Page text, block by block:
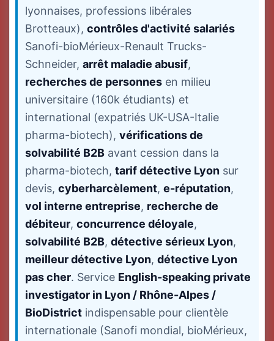
lyonnaises, professions libérales
Brotteaux), contrôles d'activité salariés
Sanofi-bioMérieux-Renault Trucks-
Schneider, arrêt maladie abusif,
recherches de personnes en milieu
universitaire (160k étudiants) et
international (expatriés UK-USA-Italie
pharma-biotech), vérifications de
solvabilité B2B avant cession dans la
pharma-biotech, tarif détective Lyon sur
devis, cyberharcèlement, e-réputation,
vol interne entreprise, recherche de
débiteur, concurrence déloyale,
solvabilité B2B, détective sérieux Lyon,
meilleur détective Lyon, détective Lyon
pas cher. Service English-speaking private
investigator in Lyon / Rhône-Alpes /
BioDistrict indispensable pour clientèle
internationale (Sanofi mondial, bioMérieux,